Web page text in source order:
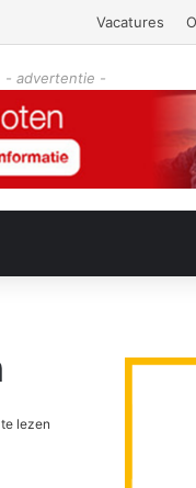
Vacatures
- advertentie -
lezen
–